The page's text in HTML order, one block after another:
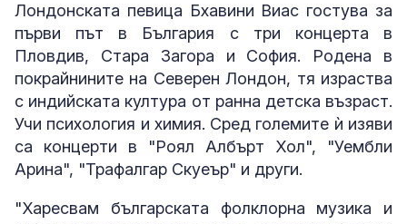
Лондонската певица Бхавини Виас гостува за
първи път в България с три концерта в
Пловдив, Стара Загора и София. Родена в
покрайнините на Северен Лондон, тя израства
с индийската култура от ранна детска възраст.
Учи психология и химия. Сред големите ѝ изяви
са концерти в "Роял Албърт Хол", "Уембли
Арина", "Трафалгар Скуеър" и други.
"Харесвам българската фолклорна музика и